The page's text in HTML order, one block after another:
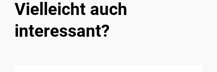
Vielleicht auch
interessant?